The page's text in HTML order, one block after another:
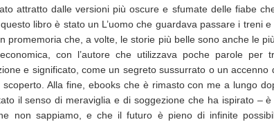
attratto dalle versioni più oscure e sfumate delle fiabe
libro è stato un L’uomo che guardava passare i treni
promemoria che, a volte, le storie più belle sono anche le
con l’autore che utilizzava poche parole per
e significato, come un segreto sussurrato o un accenno
Alla fine, ebooks che è rimasto con me a lungo
il senso di meraviglia e di soggezione che ha ispirato – è
non sappiamo, e che il futuro è pieno di infinite